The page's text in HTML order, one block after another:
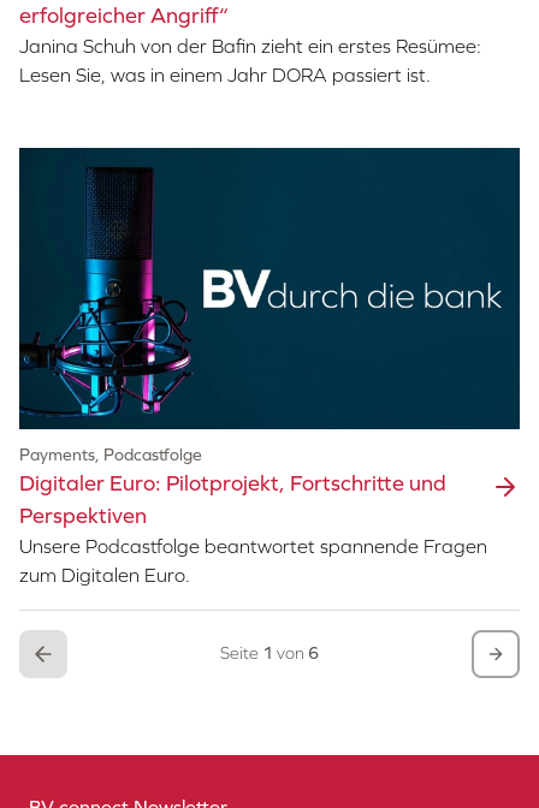
erfolgreicher Angriff“
Janina Schuh von der Bafin zieht ein erstes Resümee:
Lesen Sie, was in einem Jahr DORA passiert ist.
Payments, Podcastfolge
Digitaler Euro: Pilotprojekt, Fortschritte und
Perspektiven
Unsere Podcastfolge beantwortet spannende Fragen
zum Digitalen Euro.
Seite 1 von 6